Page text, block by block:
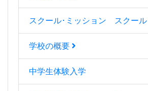
スクール･ミッション スクール
学校の概要
中学生体験入学